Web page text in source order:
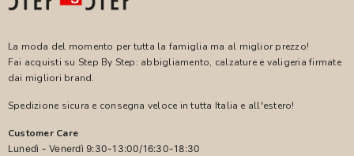
La moda del momento per tutta la famiglia ma al miglior prezzo!
Fai acquisti su Step By Step: abbigliamento, calzature e valigeria firmate
dai migliori brand.
Spedizione sicura e consegna veloce in tutta Italia e all'estero!
Customer Care
Lunedì - Venerdì 9:30-13:00/16:30-18:30